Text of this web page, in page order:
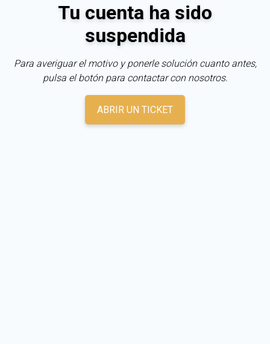
Tu cuenta ha sido
suspendida
Para averiguar el motivo y ponerle solución cuanto antes,
pulsa el botón para contactar con nosotros.
ABRIR UN TICKET